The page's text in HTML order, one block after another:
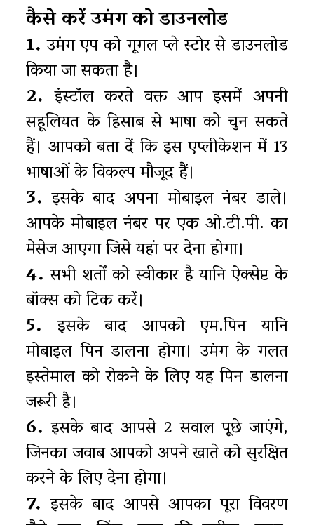
कैसे करें उमंग को डाउनलोड
1. उमंग एप को गूगल प्ले स्टोर से डाउनलोड
किया जा सकता है।
2. इंस्टॉल करते वक्त आप इसमें अपनी
सहूलियत के हिसाब से भाषा को चुन सकते
हैं। आपको बता दें कि इस एप्लीकेशन में 13
भाषाओं के विकल्प मौजूद हैं।
3. इसके बाद अपना मोबाइल नंबर डाले।
आपके मोबाइल नंबर पर एक ओ.टी.पी. का
मेसेज आएगा जिसे यहां पर देना होगा।
4. सभी शर्तों को स्वीकार है यानि ऐक्सेप्ट के
बॉक्स को टिक करें।
5. इसके बाद आपको एम.पिन यानि
मोबाइल पिन डालना होगा। उमंग के गलत
इस्तेमाल को रोकने के लिए यह पिन डालना
जरूरी है।
6. इसके बाद आपसे 2 सवाल पूछे जाएंगे,
जिनका जवाब आपको अपने खाते को सुरक्षित
करने के लिए देना होगा।
7. इसके बाद आपसे आपका पूरा विवरण